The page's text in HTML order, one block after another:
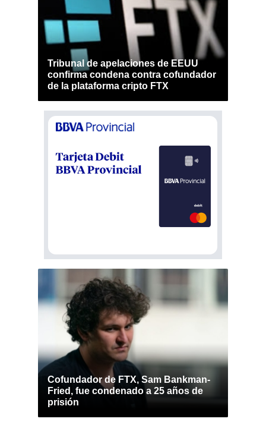
Tribunal de apelaciones de EEUU
confirma condena contra cofundador
de la plataforma cripto FTX
Cofundador de FTX, Sam Bankman-
Fried, fue condenado a 25 años de
prisión